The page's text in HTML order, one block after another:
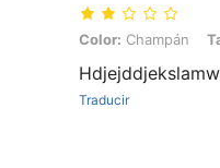
Color: Champán, Talla:
Color: Champán
Traducir